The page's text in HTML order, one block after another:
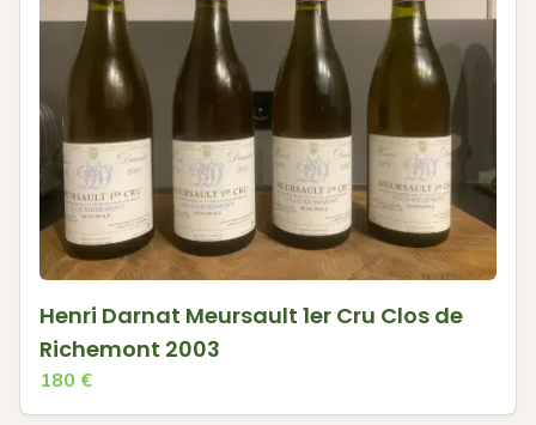
Henri Darnat Meursault 1er Cru Clos de
Richemont 2003
180 €